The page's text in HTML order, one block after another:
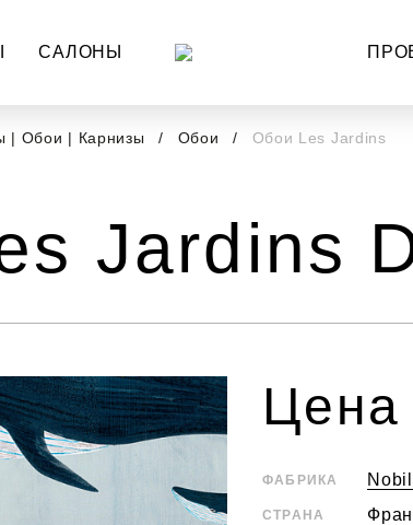
САЛОНЫ
| Обои | Карнизы Обои
Обои Les Jardins
Jardins
Цена
ФАБРИКА
СТРАНА